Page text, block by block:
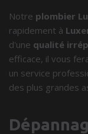
Notre plombier
rapidement à
d'une qualité
efficace, il vous
un service
des plus grandes